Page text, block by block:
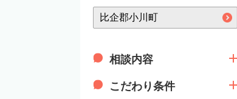
相談内容
こだわり条件